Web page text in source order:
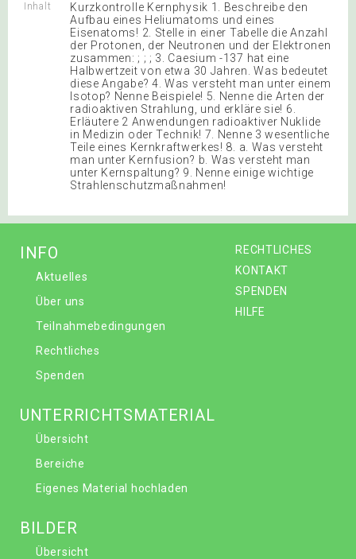
Inhalt
Kurzkontrolle Kernphysik 1. Beschreibe den
Aufbau eines Heliumatoms und eines
Eisenatoms! 2. Stelle in einer Tabelle die Anzahl
der Protonen, der Neutronen und der Elektronen
zusammen: ; ; ; 3. Caesium -137 hat eine
Halbwertzeit von etwa 30 Jahren. Was bedeutet
diese Angabe? 4. Was versteht man unter einem
Isotop? Nenne Beispiele! 5. Nenne die Arten der
radioaktiven Strahlung, und erkläre sie! 6.
Erläutere 2 Anwendungen radioaktiver Nuklide
in Medizin oder Technik! 7. Nenne 3 wesentliche
Teile eines Kernkraftwerkes! 8. a. Was versteht
man unter Kernfusion? b. Was versteht man
unter Kernspaltung? 9. Nenne einige wichtige
Strahlenschutzmaßnahmen!
RECHTLICHES
KONTAKT
SPENDEN
HILFE
INFO
Aktuelles
Über uns
Teilnahmebedingungen
Rechtliches
Spenden
UNTERRICHTSMATERIAL
Übersicht
Bereiche
Eigenes Material hochladen
BILDER
Übersicht